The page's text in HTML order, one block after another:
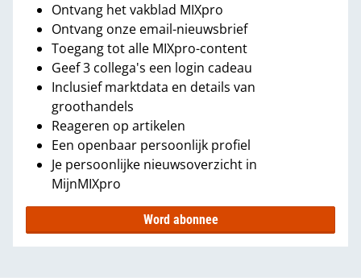
Ontvang het vakblad MIXpro
Ontvang onze email-nieuwsbrief
Toegang tot alle MIXpro-content
Geef 3 collega's een login cadeau
Inclusief marktdata en details van
groothandels
Reageren op artikelen
Een openbaar persoonlijk profiel
Je persoonlijke nieuwsoverzicht in
MijnMIXpro
Word abonnee